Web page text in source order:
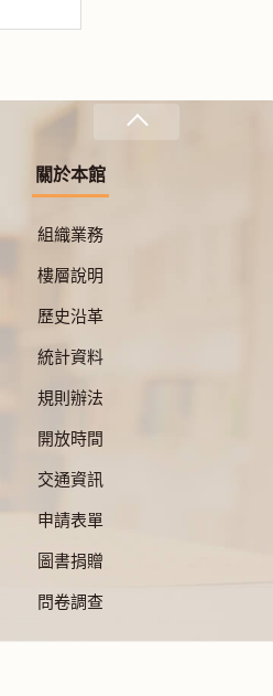
關於本館
組織業務
樓層說明
歷史沿革
統計資料
規則辦法
開放時間
交通資訊
申請表單
圖書捐贈
問卷調查